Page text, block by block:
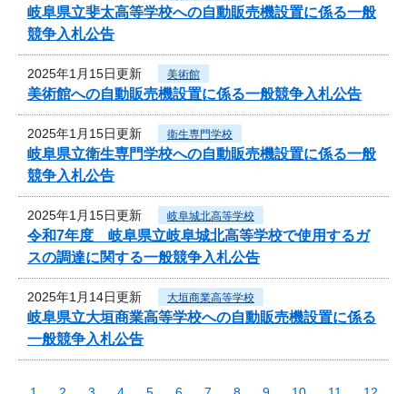
岐阜県立斐太高等学校への自動販売機設置に係る一般
競争入札公告
2025年1月15日更新 美術館
美術館への自動販売機設置に係る一般競争入札公告
2025年1月15日更新 衛生専門学校
岐阜県立衛生専門学校への自動販売機設置に係る一般
競争入札公告
2025年1月15日更新 岐阜城北高等学校
令和7年度 岐阜県立岐阜城北高等学校で使用するガ
スの調達に関する一般競争入札公告
2025年1月14日更新 大垣商業高等学校
岐阜県立大垣商業高等学校への自動販売機設置に係る
一般競争入札公告